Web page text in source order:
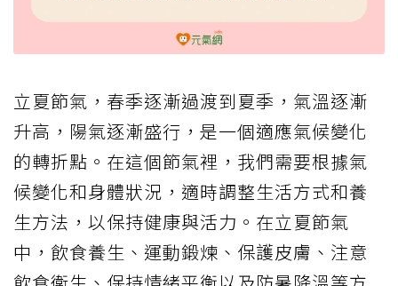
立夏節氣，春季逐漸過渡到夏季，氣溫逐漸
升高，陽氣逐漸盛行，是一個適應氣候變化
的轉折點。在這個節氣裡，我們需要根據氣
候變化和身體狀況，適時調整生活方式和養
生方法，以保持健康與活力。在立夏節氣
中，飲食養生、運動鍛煉、保護皮膚、注意